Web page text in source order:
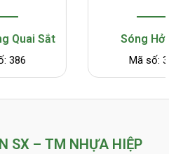
Sóng Hở 3T1
SX – TM NHỰA HIỆP